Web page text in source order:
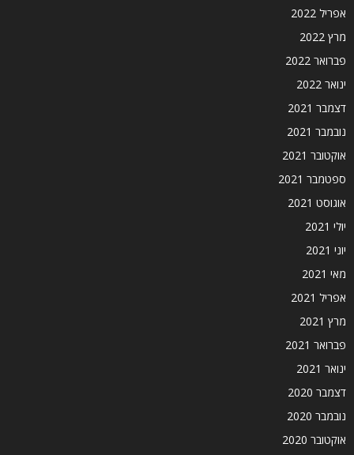
אפריל 2022
מרץ 2022
פברואר 2022
ינואר 2022
דצמבר 2021
נובמבר 2021
אוקטובר 2021
ספטמבר 2021
אוגוסט 2021
יולי 2021
יוני 2021
מאי 2021
אפריל 2021
מרץ 2021
פברואר 2021
ינואר 2021
דצמבר 2020
נובמבר 2020
אוקטובר 2020